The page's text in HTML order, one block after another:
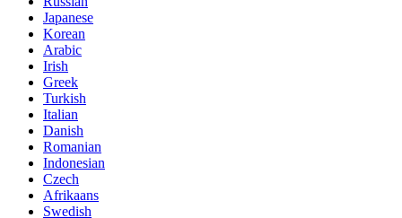
Japanese
Korean
Arabic
Irish
Greek
Turkish
Italian
Danish
Romanian
Indonesian
Czech
Afrikaans
Swedish